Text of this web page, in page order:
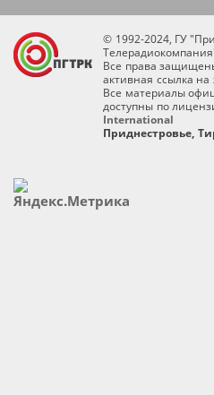
© 1992-2024, ГУ
Все права
активная ссылка на
Все материалы
доступны по
International
Приднестровье,